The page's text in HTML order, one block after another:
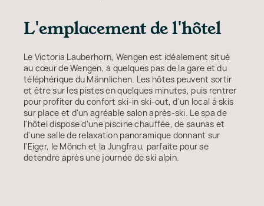
L'emplacement de l'hôtel
Le Victoria Lauberhorn, Wengen est idéalement situé
au cœur de Wengen, à quelques pas de la gare et du
téléphérique du Männlichen. Les hôtes peuvent sortir
et être sur les pistes en quelques minutes, puis rentrer
pour profiter du confort ski-in ski-out, d'un local à skis
sur place et d'un agréable salon après-ski. Le spa de
l'hôtel dispose d'une piscine chauffée, de saunas et
d'une salle de relaxation panoramique donnant sur
l'Eiger, le Mönch et la Jungfrau, parfaite pour se
détendre après une journée de ski alpin.